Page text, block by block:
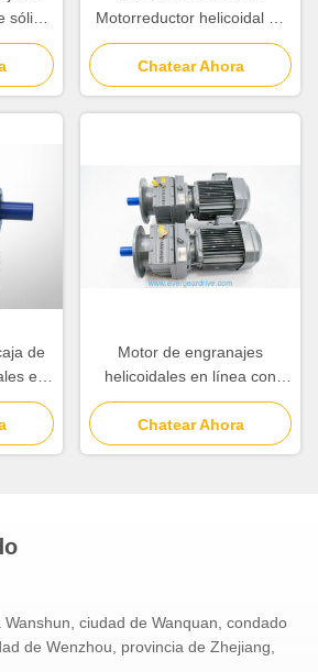
de
que
Motorreductor helicoidal en
línea de 1750 rpm
Reducción de una etapa con
salida de eje sólido Ideal
para sistemas
Chatear Ahora
de
en
de
de
Motor de engranajes
helicoidales en línea con
ventilación forzada diseñado
para manejar cargas entre
6,2 kg y 980 kg para equipos
Chatear Ahora
ciudad de Wanquan, condado
de Wenzhou, provincia de Zhejiang,